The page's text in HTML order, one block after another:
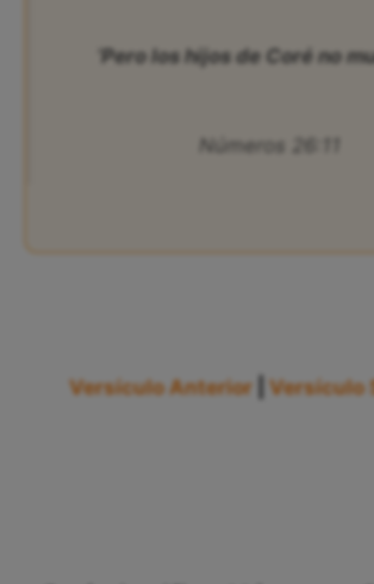
‘Pero los hijos de Coré no
Números 26:11
Versículo Anterior Versículo